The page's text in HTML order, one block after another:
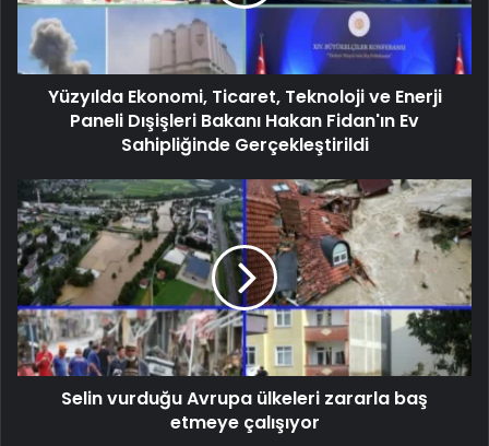
Yüzyılda Ekonomi, Ticaret, Teknoloji ve Enerji
Paneli Dışişleri Bakanı Hakan Fidan'ın Ev
Sahipliğinde Gerçekleştirildi
Selin vurduğu Avrupa ülkeleri zararla baş
etmeye çalışıyor